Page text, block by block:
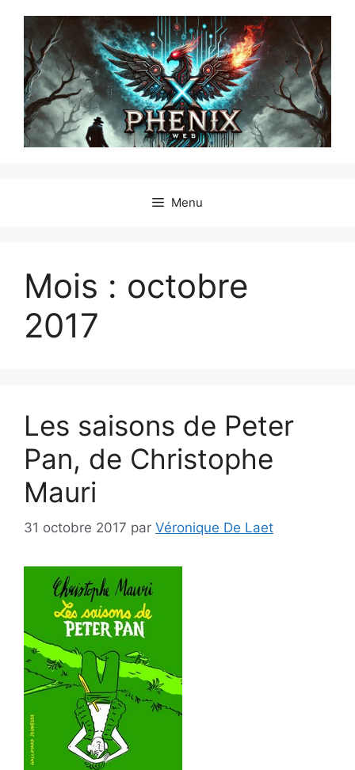
Menu
Mois : octobre
2017
Les saisons de Peter
Pan, de Christophe
Mauri
31 octobre 2017 par Véronique De Laet